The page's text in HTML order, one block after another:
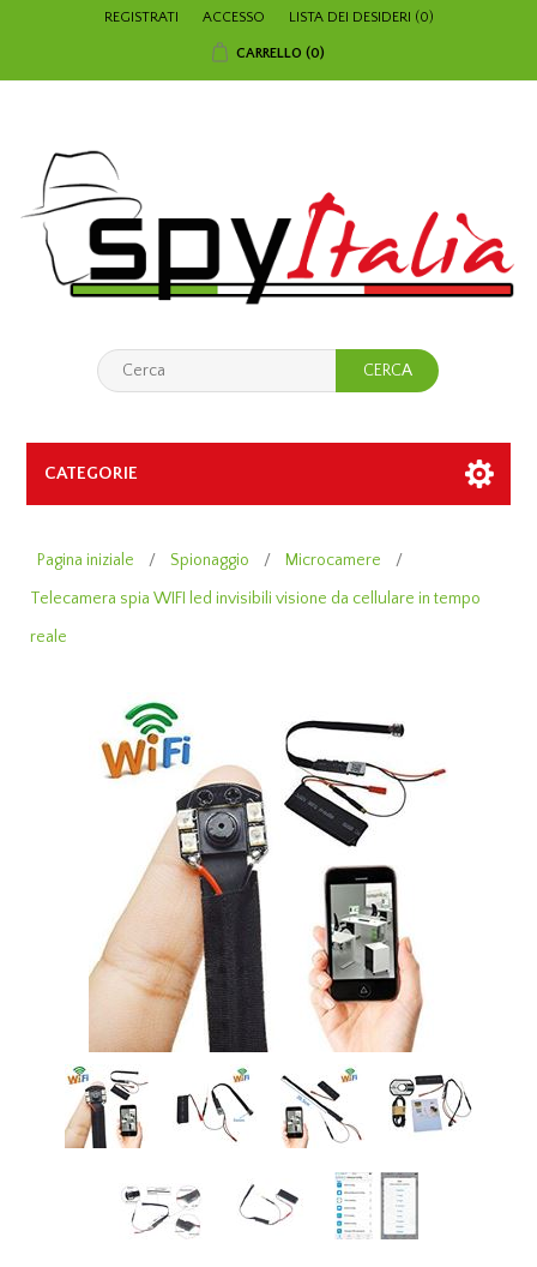
REGISTRATI ACCESSO LISTA DEI DESIDERI (0)
CARRELLO (0)
CATEGORIE
Pagina iniziale / Spionaggio / Microcamere
/
Telecamera spia WIFI led invisibili visione da cellulare in tempo
reale